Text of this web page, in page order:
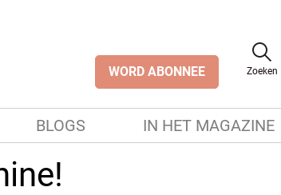
WORD ABONNEE Zoeken
BLOGS IN HET MAGAZINE